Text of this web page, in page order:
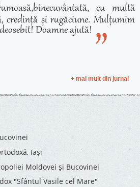
cu multă
credință și rugăciune. Mulțumim
Doamne ajută!
+ mai mult din jurnal
Iaşi
Moldovei și Bucovinei
"Sfântul Vasile cel Mare"